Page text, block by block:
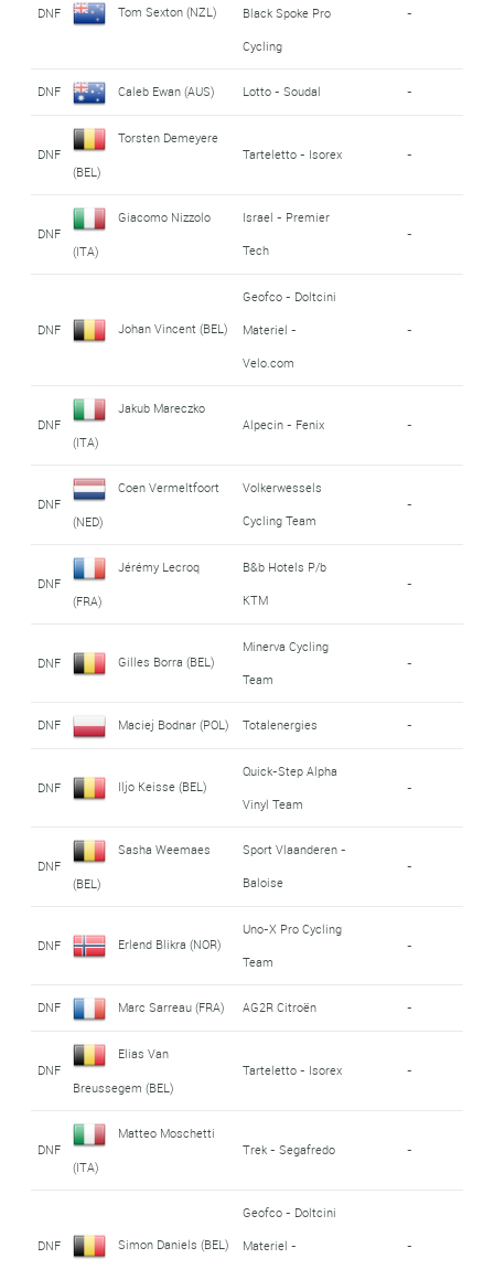
DNF Tom Sexton (NZL)
Black Spoke Pro
Cycling
-
DNF Caleb Ewan (AUS) Lotto - Soudal -
DNF
Torsten Demeyere
(BEL)
Tarteletto - Isorex -
DNF
Giacomo Nizzolo
(ITA)
Israel - Premier
Tech
-
DNF Johan Vincent (BEL)
Geofco - Doltcini
Materiel -
Velo.com
-
DNF
Jakub Mareczko
(ITA)
Alpecin - Fenix -
DNF
Coen Vermeltfoort
(NED)
Volkerwessels
Cycling Team
-
DNF
Jérémy Lecroq
(FRA)
B&b Hotels P/b
KTM
-
DNF Gilles Borra (BEL)
Minerva Cycling
Team
-
DNF Maciej Bodnar (POL) Totalenergies -
DNF Iljo Keisse (BEL)
Quick-Step Alpha
Vinyl Team
-
DNF
Sasha Weemaes
(BEL)
Sport Vlaanderen -
Baloise
-
DNF Erlend Blikra (NOR)
Uno-X Pro Cycling
Team
-
DNF Marc Sarreau (FRA) AG2R Citroën -
DNF
Elias Van
Breussegem (BEL)
Tarteletto - Isorex -
DNF
Matteo Moschetti
(ITA)
Trek - Segafredo -
DNF Simon Daniels (BEL)
Geofco - Doltcini
Materiel -
-